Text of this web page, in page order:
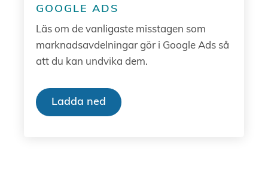
GOOGLE ADS
Läs om de vanligaste misstagen som
marknadsavdelningar gör i Google Ads så
att du kan undvika dem.
Ladda ned